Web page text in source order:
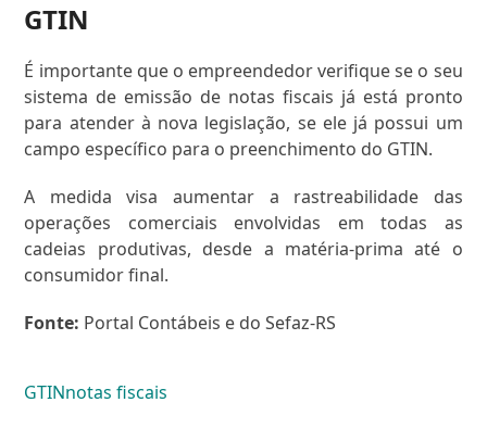
GTIN
É importante que o empreendedor verifique se o seu
sistema de emissão de notas fiscais já está pronto
para atender à nova legislação, se ele já possui um
campo específico para o preenchimento do GTIN.
A medida visa aumentar a rastreabilidade das
operações comerciais envolvidas em todas as
cadeias produtivas, desde a matéria-prima até o
consumidor final.
Fonte: Portal Contábeis e do Sefaz-RS
GTINnotas fiscais